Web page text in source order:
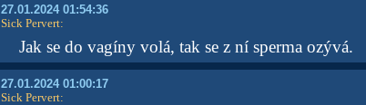
27.01.2024 01:54:36
Sick Pervert:
Jak se do vagíny volá, tak se z ní sperma ozývá.
27.01.2024 01:00:17
Sick Pervert: